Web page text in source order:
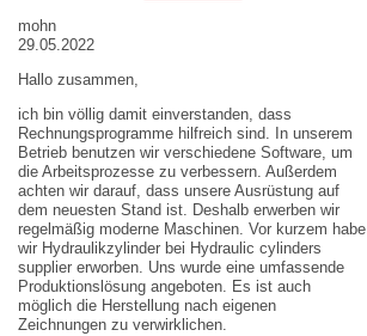
mohn
29.05.2022
Hallo zusammen,
ich bin völlig damit einverstanden, dass
Rechnungsprogramme hilfreich sind. In unserem
Betrieb benutzen wir verschiedene Software, um
die Arbeitsprozesse zu verbessern. Außerdem
achten wir darauf, dass unsere Ausrüstung auf
dem neuesten Stand ist. Deshalb erwerben wir
regelmäßig moderne Maschinen. Vor kurzem habe
wir Hydraulikzylinder bei Hydraulic cylinders
supplier erworben. Uns wurde eine umfassende
Produktionslösung angeboten. Es ist auch
möglich die Herstellung nach eigenen
Zeichnungen zu verwirklichen.